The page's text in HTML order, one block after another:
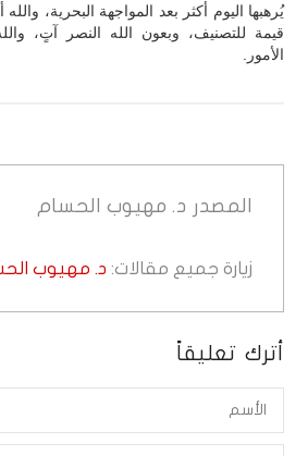
يُرهبها اليوم أكثر بعد المواجهة البحرية،
قيمة للتصنيف، وبعون الله النصر آتٍ،
الأمور.
المصدر د. مهيوب الحسام
زيارة جميع مقالات: د. مهيوب
أترك تعليقاً